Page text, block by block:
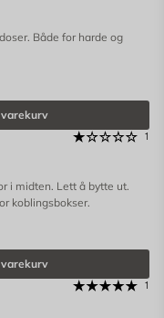
Både for harde og
varekurv
1
i midten. Lett å bytte ut.
koblingsbokser.
varekurv
1